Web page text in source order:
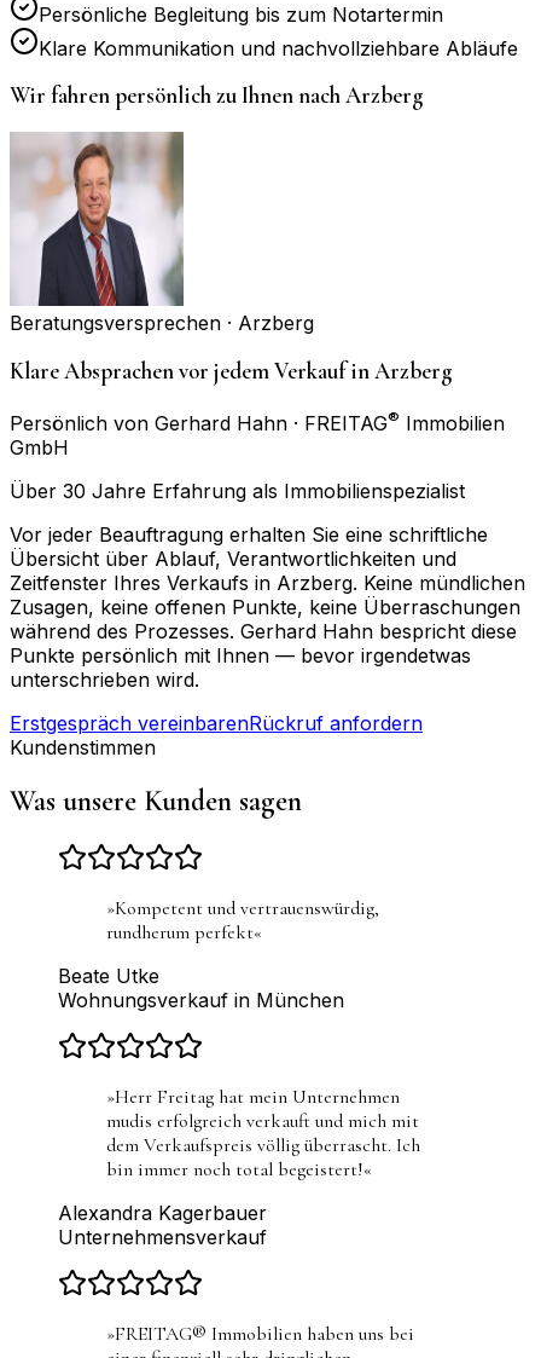
Persönliche Begleitung bis zum Notartermin
Klare Kommunikation und nachvollziehbare Abläufe
Wir fahren persönlich zu Ihnen nachArzberg
Beratungsversprechen · Arzberg
Klare Absprachen vor jedem Verkauf in Arzberg
Persönlich von Gerhard Hahn · FREITAG® Immobilien
GmbH
Über 30 Jahre Erfahrung als Immobilienspezialist
Vor jeder Beauftragung erhalten Sie eine schriftliche
Übersicht über Ablauf, Verantwortlichkeiten und
Zeitfenster Ihres Verkaufs in Arzberg. Keine mündlichen
Zusagen, keine offenen Punkte, keine Überraschungen
während des Prozesses. Gerhard Hahn bespricht diese
Punkte persönlich mit Ihnen — bevor irgendetwas
unterschrieben wird.
Erstgespräch vereinbarenRückruf anfordern
Kundenstimmen
Was unsere Kunden sagen
»Kompetent und vertrauenswürdig,
rundherum perfekt«
Beate Utke
Wohnungsverkauf in München
»Herr Freitag hat mein Unternehmen
mudis erfolgreich verkauft und mich mit
dem Verkaufspreis völlig überrascht. Ich
bin immer noch total begeistert!«
Alexandra Kagerbauer
Unternehmensverkauf
»FREITAG® Immobilien haben uns bei